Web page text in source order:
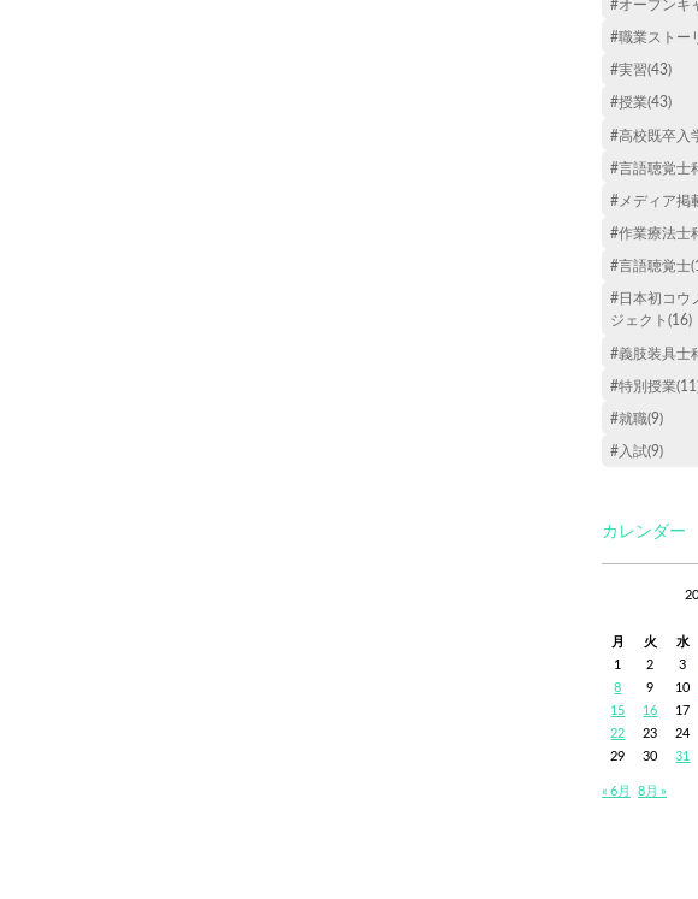
#職業ストー
#実習(43)
#授業(43)
#高校既卒入
#言語聴覚士
#メディア掲
#作業療法士
#言語聴覚士
#日本初コウ
ジェクト(16)
#義肢装具士
#特別授業
#就職(9)
#入試(9)
カレンダー
月 火 水
1
2 3
8
9 10
15
16 17
22
23 24
29
30
31
« 6月 8月 »